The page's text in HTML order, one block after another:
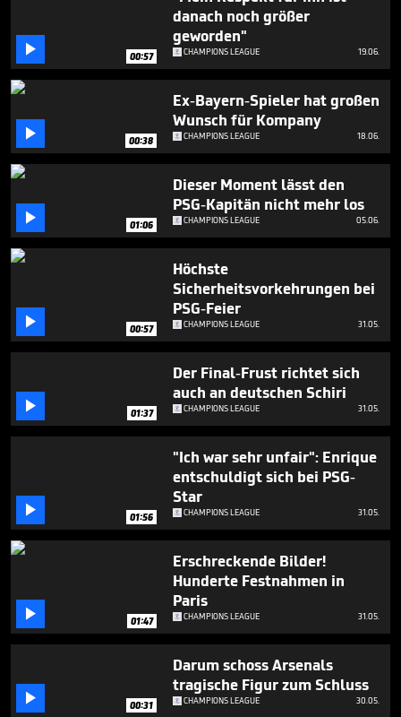
7
seconds
 00:57
danach noch größer
geworden"
CHAMPIONS LEAGUE 19.06.
 00:38
Ex-Bayern-Spieler hat großen
Wunsch für Kompany
CHAMPIONS LEAGUE 18.06.
 01:06
Dieser Moment lässt den
PSG-Kapitän nicht mehr los
CHAMPIONS LEAGUE 05.06.
 00:57
Höchste
Sicherheitsvorkehrungen bei
PSG-Feier
CHAMPIONS LEAGUE 31.05.
 01:37
Der Final-Frust richtet sich
auch an deutschen Schiri
CHAMPIONS LEAGUE 31.05.
 01:56
"Ich war sehr unfair": Enrique
entschuldigt sich bei PSG-
Star
CHAMPIONS LEAGUE 31.05.
 01:47
Erschreckende Bilder!
Hunderte Festnahmen in
Paris
CHAMPIONS LEAGUE 31.05.
 00:31
Darum schoss Arsenals
tragische Figur zum Schluss
CHAMPIONS LEAGUE 30.05.